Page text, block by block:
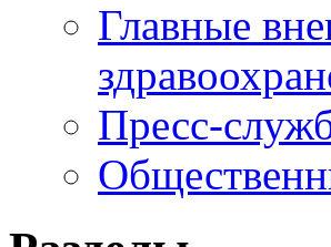
Главные
Пресс-